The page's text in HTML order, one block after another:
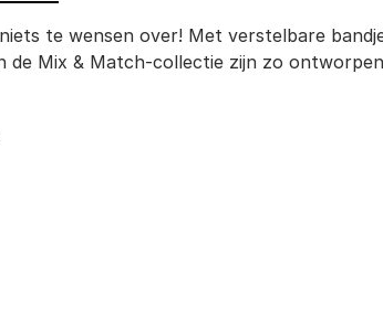
te wensen over! Met verstelbare
de Mix & Match-collectie zijn zo